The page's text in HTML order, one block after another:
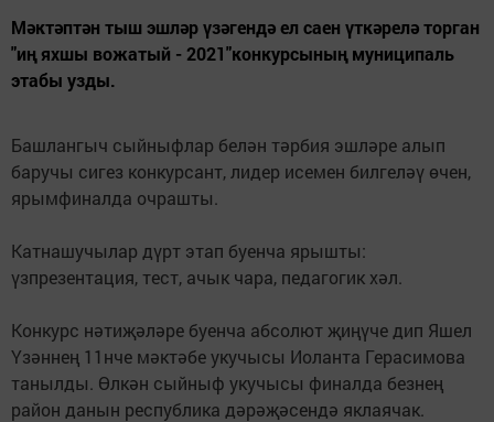
Мәктәптән тыш эшләр үзәгендә ел саен үткәрелә торган
"иң яхшы вожатый - 2021"конкурсының муниципаль
этабы узды.
Башлангыч сыйныфлар белән тәрбия эшләре алып
баручы сигез конкурсант, лидер исемен билгеләү өчен,
ярымфиналда очрашты.
Катнашучылар дүрт этап буенча ярышты:
үзпрезентация, тест, ачык чара, педагогик хәл.
Конкурс нәтиҗәләре буенча абсолют җиңүче дип Яшел
Үзәннең 11нче мәктәбе укучысы Иоланта Герасимова
танылды. Өлкән сыйныф укучысы финалда безнең
район данын республика дәрәҗәсендә яклаячак.